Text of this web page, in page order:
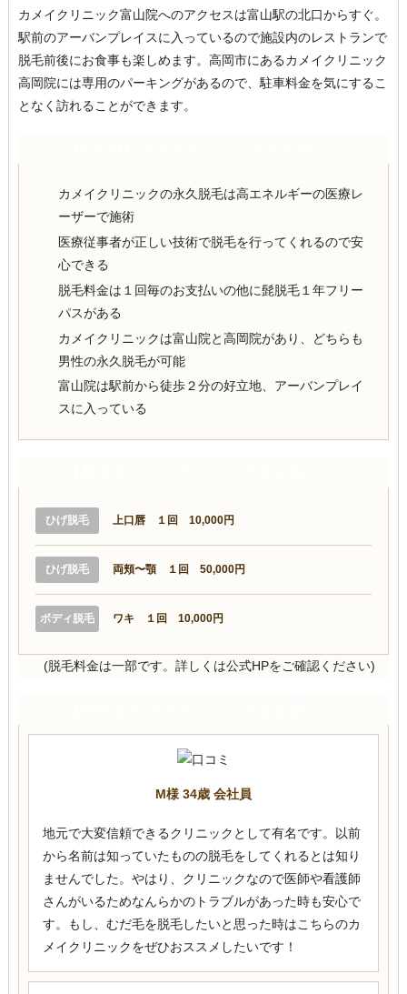
カメイクリニック富山院へのアクセスは富山駅の北口からすぐ。
駅前のアーバンプレイスに入っているので施設内のレストランで
脱毛前後にお食事も楽しめます。高岡市にあるカメイクリニック
高岡院には専用のパーキングがあるので、駐車料金を気にするこ
となく訪れることができます。
カメイクリニックの永久脱毛は高エネルギーの医療レ
ーザーで施術
医療従事者が正しい技術で脱毛を行ってくれるので安
心できる
脱毛料金は１回毎のお支払いの他に髭脱毛１年フリー
パスがある
カメイクリニックは富山院と高岡院があり、どちらも
男性の永久脱毛が可能
富山院は駅前から徒歩２分の好立地、アーバンプレイ
スに入っている
ひげ脱毛 上口唇 １回 10,000円
ひげ脱毛 両頬〜顎 １回 50,000円
ボディ脱毛 ワキ １回 10,000円
(脱毛料金は一部です。詳しくは公式HPをご確認ください)
M様 34歳 会社員
地元で大変信頼できるクリニックとして有名です。以前
から名前は知っていたものの脱毛をしてくれるとは知り
ませんでした。やはり、クリニックなので医師や看護師
さんがいるためなんらかのトラブルがあった時も安心で
す。もし、むだ毛を脱毛したいと思った時はこちらのカ
メイクリニックをぜひおススメしたいです！